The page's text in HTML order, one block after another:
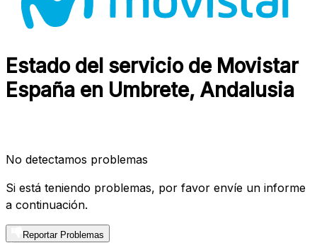
Estado del servicio de Movistar
España en Umbrete, Andalusia
No detectamos problemas
Si está teniendo problemas, por favor envíe un informe
a continuación.
Reportar Problemas